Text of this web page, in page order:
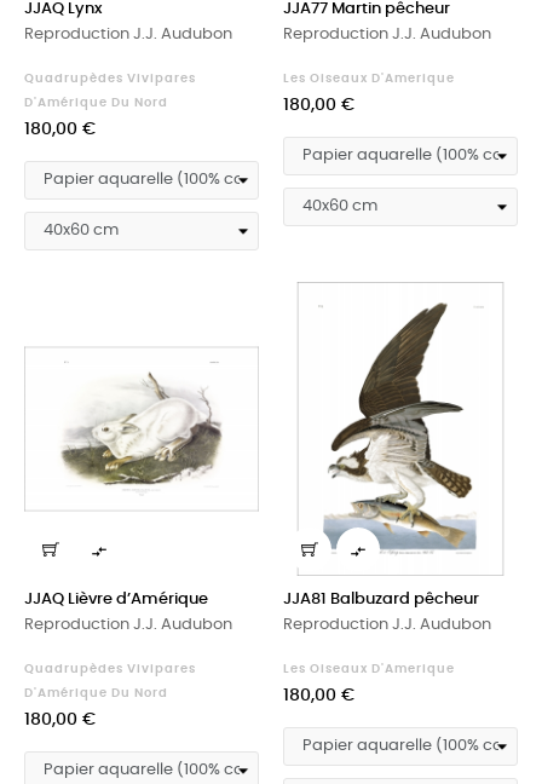
JJAQ Lynx
Reproduction J.J. Audubon
Quadrupèdes Vivipares
D'Amérique Du Nord
Prix
180,00 €
JJA77 Martin pêcheur
Reproduction J.J. Audubon
Les Oiseaux D'Amerique
Prix
180,00 €

JJAQ Lièvre d’Amérique
Reproduction J.J. Audubon
Quadrupèdes Vivipares
D'Amérique Du Nord
Prix
180,00 €

JJA81 Balbuzard pêcheur
Reproduction J.J. Audubon
Les Oiseaux D'Amerique
Prix
180,00 €